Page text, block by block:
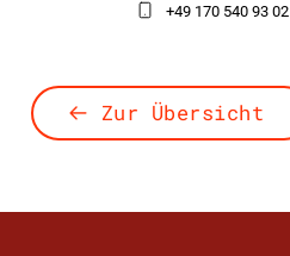
+49 170 540 93 02
Zur Übersicht